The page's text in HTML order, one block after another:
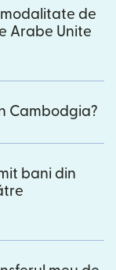
de
Arabe Unite
Cambodgia?
bani din